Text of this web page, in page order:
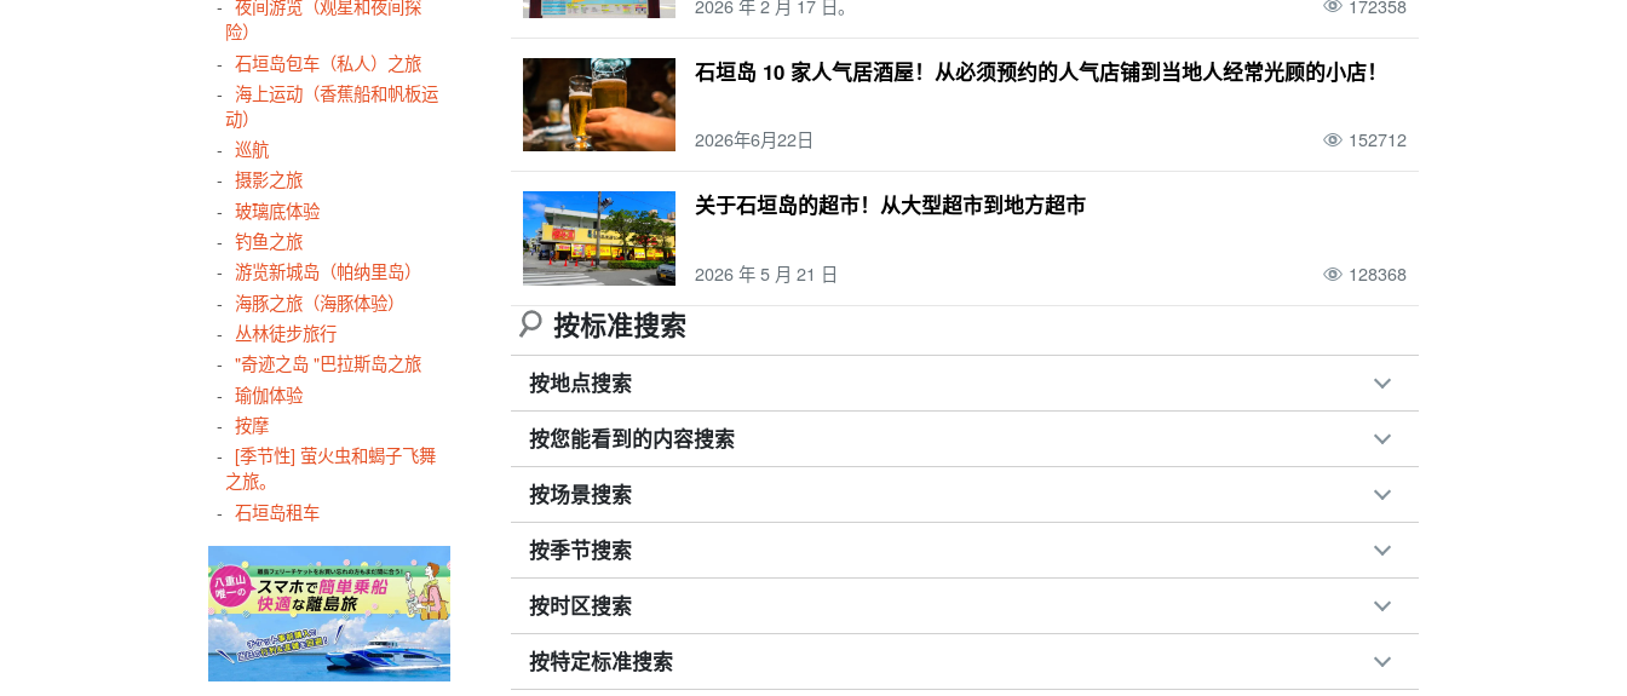
夜间游览（观星和夜间探
险）
石垣岛包车（私人）之旅
海上运动（香蕉船和帆板运
动）
巡航
摄影之旅
玻璃底体验
钓鱼之旅
游览新城岛（帕纳里岛）
海豚之旅（海豚体验）
丛林徒步旅行
"奇迹之岛 "巴拉斯岛之旅
瑜伽体验
按摩
[季节性] 萤火虫和蝎子飞舞
之旅。
石垣岛租车
石垣岛 10 家人气居酒屋！从必须预约的人气店铺到当地人经常光顾的小店！
2026年6月22日 152712
关于石垣岛的超市！从大型超市到地方超市
2026 年 5 月 21 日 128368
按标准搜索
按地点搜索
按您能看到的内容搜索
按场景搜索
按季节搜索
按时区搜索
按特定标准搜索